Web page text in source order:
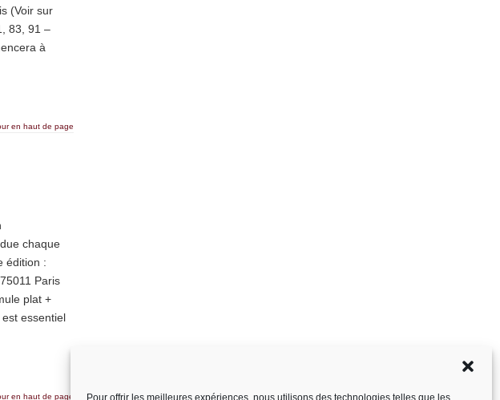
Pour offrir les meilleures expériences, nous utilisons des technologies telles que les
(Voir sur
83, 91 –
à
en haut de page
chaque
édition :
Paris
plat +
essentiel
en haut de page